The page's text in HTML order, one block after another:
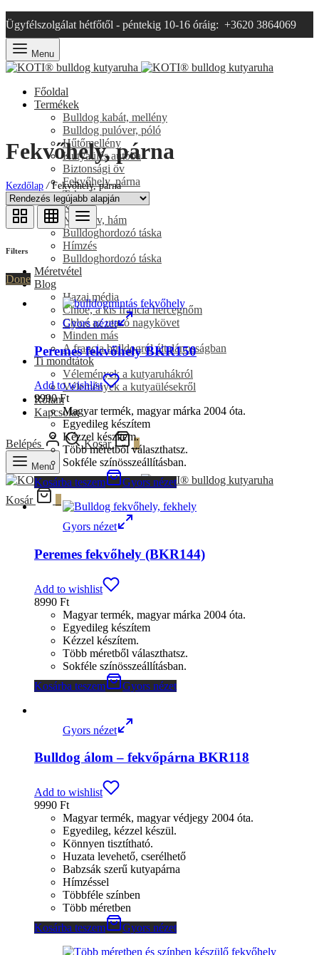
Ügyfélszolgálat hétfőtől - péntekig 10-16 óráig: +3620 3864069
Menu
Főoldal
Termékek
Bulldog kabát, mellény
Bulldog pulóver, póló
Hűtőmellény
Kutyaülés autóba
Biztonsági öv
Fekvőhely, párna
Takaró
Kendő
Nyakörv, hám
Bulldoghordozó táska
Hímzés
Bulldoghordozó táska
Méretvétel
Blog
Hazai média
Chloe, a kis francia hercegnőm
Chloé az utazó nagykövet
Minden más
A francia bulldogról általánosságban
Ti mondtátok
Vélemények a kutyaruhákról
Vélemények a kutyaülésekről
Rólam
Kapcsolat
Belépés Kosár 0
Menu
Kosár
Fekvőhely, párna
Kezdőlap /Fekvőhely, párna
Filters
Done
Gyors nézet
Peremes fekvőhely BKR150
Add to wishlist
9990Ft
Magyar termék, magyar márka 2004 óta.
Egyedileg készítem
Kézzel készítem.
Több méretből választhatsz.
Sokféle színösszeállításban.
Kosárba teszem
Gyors nézet
Gyors nézet
Peremes fekvőhely (BKR144)
Add to wishlist
8990 Ft
Magyar termék, magyar márka 2004 óta.
Egyedileg készítem
Kézzel készítem.
Több méretből választhatsz.
Sokféle színösszeállításban.
Kosárba teszem
Gyors nézet
Gyors nézet
Bulldog álom – fekvőpárna BKR118
Add to wishlist
9990 Ft
Magyar termék, magyar védjegy 2004 óta.
Egyedileg, kézzel készül.
Könnyen tisztítható.
Huzata levehető, cserélhető
Babzsák szerű kutyapárna
Hímzéssel
Többféle színben
Több méretben
Kosárba teszem
Gyors nézet